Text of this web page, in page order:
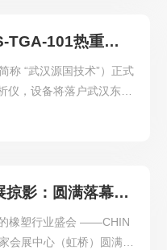
武汉源国技术选购我司HS-TGA-101热重分析仪
称 “武汉源国技术”）正式
，设备将落户武汉东湖
于光通信材料、高分子组
和晟仪器2026 国际橡塑展掠影：圆满落幕，精准检测赋能橡塑产业升级
橡塑行业盛会 ——CHIN
会展中心（虹桥）圆满落